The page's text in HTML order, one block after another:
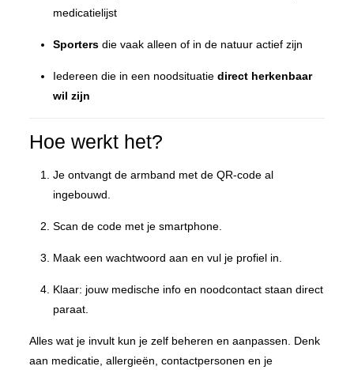
medicatielijst
Sportersdie vaak alleen of in de natuur actief zijn
Iedereen die in een noodsituatie direct herkenbaar
wil zijn
Hoe werkt het?
Je ontvangt de armband met de QR-code al
ingebouwd.
Scan de code met je smartphone.
Maak een wachtwoord aan en vul je profiel in.
Klaar: jouw medische info en noodcontact staan direct
paraat.
Alles wat je invult kun je zelf beheren en aanpassen. Denk
aan medicatie, allergieën, contactpersonen en je